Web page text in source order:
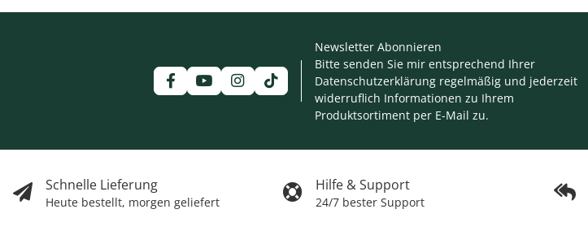
Schnelle Lieferung
Heute bestellt, morgen geliefert
Hilfe & Support
24/7 bester Support
Newsletter Abonnieren
Bitte senden Sie mir entsprechend Ihrer
Datenschutzerklärung regelmäßig und jederzeit
widerruflich Informationen zu Ihrem
Produktsortiment per E-Mail zu.